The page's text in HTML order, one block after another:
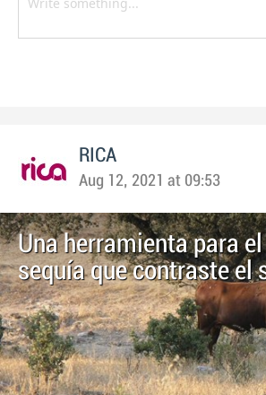
RICA
Aug 12, 2021 at 09:53
Una herramienta para
sequía que contraste el